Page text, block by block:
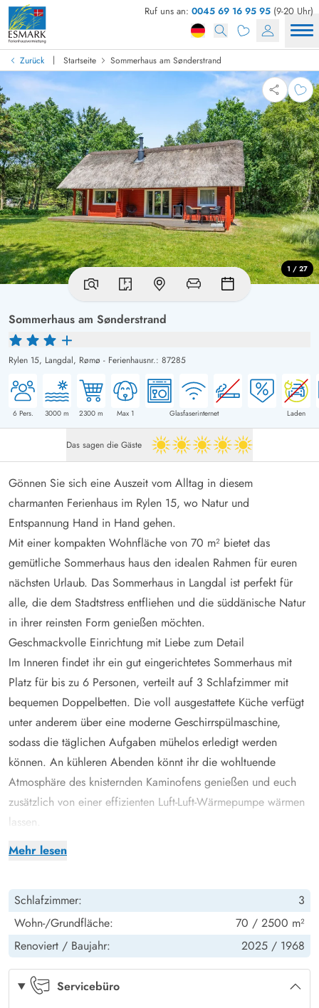
Ruf uns an: 0045 69 16 95 95 (9-20 Uhr)
Zurück | Startseite Sommerhaus am Sønderstrand
Sommerhaus am Sønderstrand
Rylen 15, Langdal, Rømø - Ferienhausnr.: 87285
6Pers. 3000 m 2300 m Max 1 Glasfaserinternet Laden
1 / 27
Das sagen die Gäste 5 von 5
Mehr lesen
Gönnen Sie sich eine Auszeit vom Alltag in diesem
charmanten Ferienhaus im Rylen 15, wo Natur und
Entspannung Hand in Hand gehen.
Mit einer kompakten Wohnfläche von 70 m² bietet das
gemütliche Sommerhaus haus den idealen Rahmen für euren
nächsten Urlaub. Das Sommerhaus in Langdal ist perfekt für
alle, die dem Stadtstress entfliehen und die süddänische Natur
in ihrer reinsten Form genießen möchten.
Geschmackvolle Einrichtung mit Liebe zum Detail
Im Inneren findet ihr ein gut eingerichtetes Sommerhaus mit
Platz für bis zu 6 Personen, verteilt auf 3 Schlafzimmer mit
bequemen Doppelbetten. Die voll ausgestattete Küche verfügt
unter anderem über eine moderne Geschirrspülmaschine,
sodass die täglichen Aufgaben mühelos erledigt werden
können. An kühleren Abenden könnt ihr die wohltuende
Atmosphäre des knisternden Kaminofens genießen und euch
zusätzlich von einer effizienten Luft-Luft-Wärmepumpe wärmen
lassen.
Udforsk området omkring Nordsøen
zum Meer, wo die weitläufigen Sandstrände von Rømø jeden
Strandliebhaber begeistern. Für kulturelle Erlebnisse liegen der
Marsk Tower, Ribe – Dänemarks älteste Stadt – sowie die
charmante Stadt Tønder nur eine kurze Autofahrt entfernt.
Außerdem befindet ihr euch in der Nähe des Wattenmeeres,
Schlafzimmer:
3
Wohn-/Grundfläche:
70 / 2500 m²
Renoviert / Baujahr: 2025 / 1968
Servicebüro